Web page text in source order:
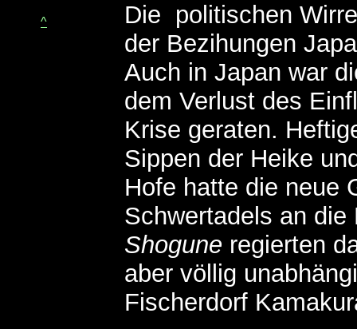
^
Die politischen
der Bezihungen
Auch in Japan war
dem Verlust des
Krise geraten.
Sippen der Heike
Hofe hatte die neue
Schwertadels an
Shogune regierten
aber völlig
Fischerdorf